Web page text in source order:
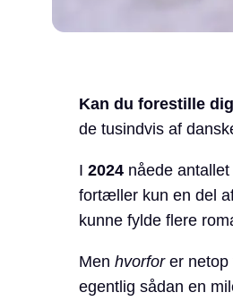
Kan du forestille
de tusindvis af
I 2024nåede antallet
fortæller kun en del
kunne fylde flere
Men hvorforer netop
egentlig sådan en